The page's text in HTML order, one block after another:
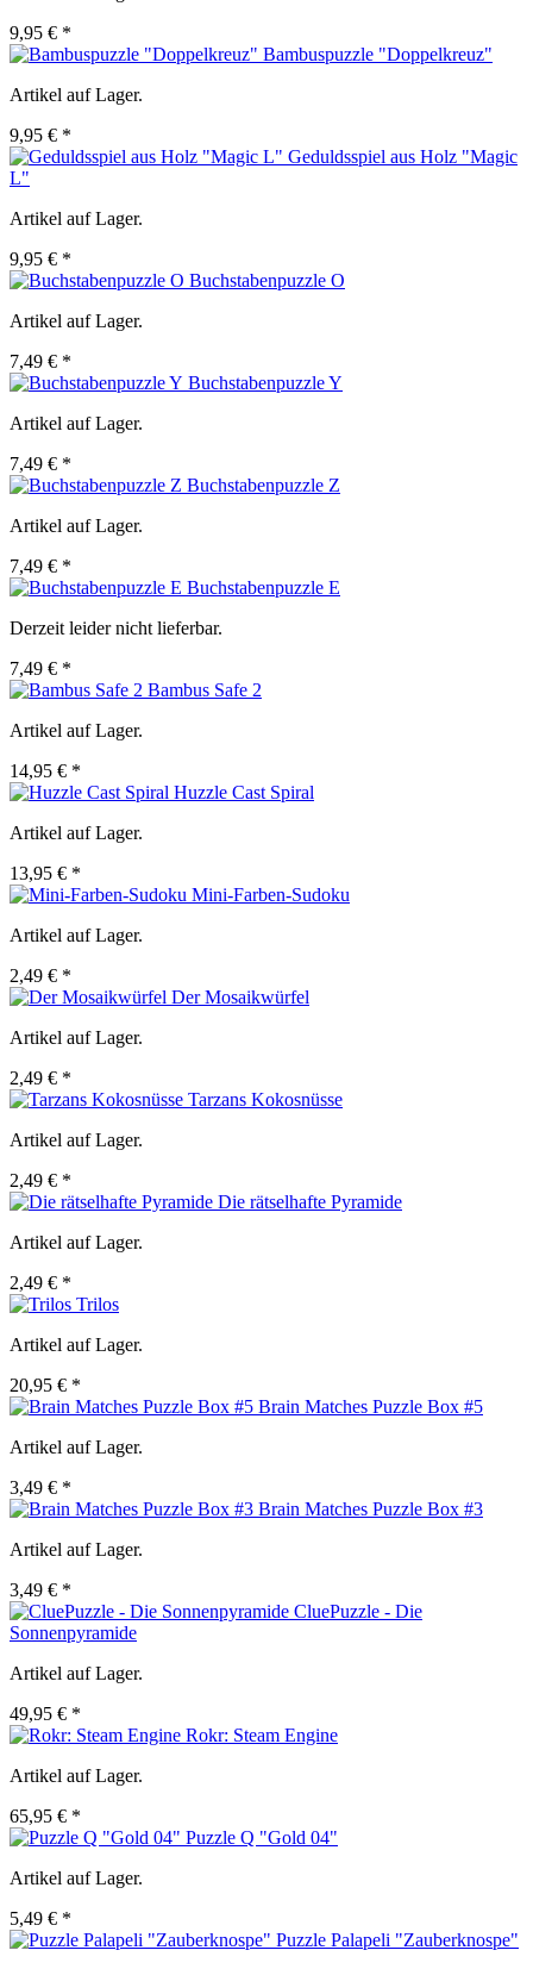
9,95 € *
Bambuspuzzle "Doppelkreuz"
Artikel auf Lager.
9,95 € *
Geduldsspiel aus Holz "Magic
L"
Artikel auf Lager.
9,95 € *
Buchstabenpuzzle O
Artikel auf Lager.
7,49 € *
Buchstabenpuzzle Y
Artikel auf Lager.
7,49 € *
Buchstabenpuzzle Z
Artikel auf Lager.
7,49 € *
Buchstabenpuzzle E
Derzeit leider nicht lieferbar.
7,49 € *
Bambus Safe 2
Artikel auf Lager.
14,95 € *
Huzzle Cast Spiral
Artikel auf Lager.
13,95 € *
Mini-Farben-Sudoku
Artikel auf Lager.
2,49 € *
Der Mosaikwürfel
Artikel auf Lager.
2,49 € *
Tarzans Kokosnüsse
Artikel auf Lager.
2,49 € *
Die rätselhafte Pyramide
Artikel auf Lager.
2,49 € *
Trilos
Artikel auf Lager.
20,95 € *
Brain Matches Puzzle Box #5
Artikel auf Lager.
3,49 € *
Brain Matches Puzzle Box #3
Artikel auf Lager.
3,49 € *
CluePuzzle - Die
Sonnenpyramide
Artikel auf Lager.
49,95 € *
Rokr: Steam Engine
Artikel auf Lager.
65,95 € *
Puzzle Q "Gold 04"
Artikel auf Lager.
5,49 € *
Puzzle Palapeli "Zauberknospe"